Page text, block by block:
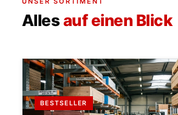
Allesauf einen Blick
BESTSELLER